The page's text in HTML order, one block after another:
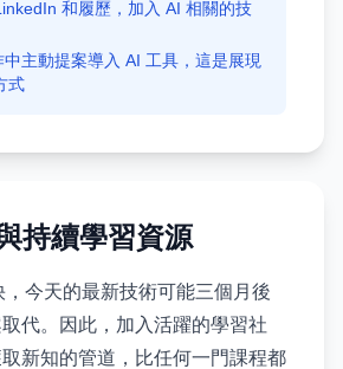
和履歷，加入 AI 相關的技
主動提案導入 AI 工具，這是展現
式
持續學習資源
今天的最新技術可能三個月後
代。因此，加入活躍的學習社
新知的管道，比任何一門課程都